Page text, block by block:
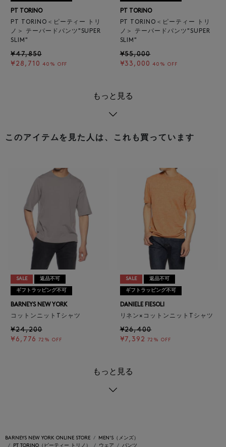
PT TORINO
PT TORINO＜ピーティー トリ
ノ＞ テーパードパンツ"SUPER
SLIM"
¥47,850
¥28,710 40% OFF
PT TORINO
PT TORINO＜ピーティー トリ
ノ＞ テーパードパンツ"SUPER
SLIM"
¥55,000
¥33,000 40% OFF
もっと見る
このアイテムを見た人は、これも買っています
SALE 返品不可
ギフトラッピング不可
BARNEYS NEW YORK
コットンニットTシャツ
¥24,200
¥6,776 72% OFF
SALE 返品不可
ギフトラッピング不可
DANIELE FIESOLI
リネン×コットンニットTシャツ
¥26,400
¥7,392 72% OFF
もっと見る
BARNEYS NEW YORK ONLINE STORE
MEN'S（メンズ）
PT TORINO（ピーティー トリノ）
ウェア パンツ